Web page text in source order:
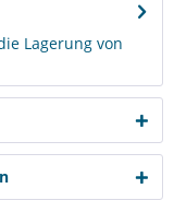
Lagerung von